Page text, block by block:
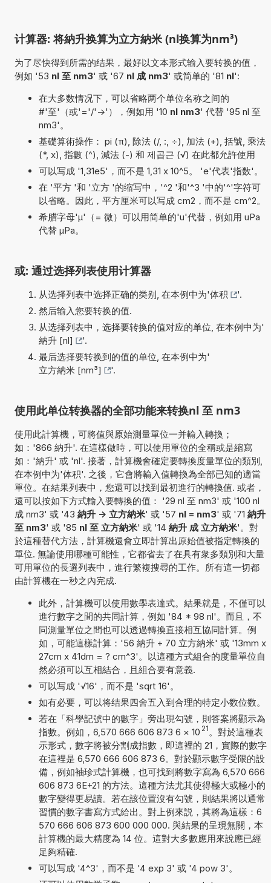
计算器: 将納升换算为立方納米 (nl换算为nm³)
为了尽快得到所需的结果，最好以文本形式输入要转换的值，
例如 '53 nl 至 nm3' 或 '67 nl 成 nm3' 或简单的 '81 nl':
在大多数情况下，可以省略两个单位名称之间的
#'至'（或'='/'->'），例如用 '10 nl nm3' 代替 '95 nl 至
nm3'。
基礎算術操作： pi (π), 除法 (/, :, ÷), 加法 (+), 括號, 乘法
(*, x), 指數 (^), 減法 (-) 和 제곱근 (√) 在此都允許使用
可以写成 '1,31e5'，而不是 1,31 x 10^5。 'e'代表'指数'。
在 '平方 '和 '立方 '的缩写中，'^2 '和'^3 '中的'^'字符可
以省略。因此，平方厘米可以写成 cm2，而不是 cm^2。
希腊字母'µ'（= 微）可以用简单的'u'代替，例如用 uPa
代替 µPa。
或: 通过选择列表使用计算器
从选择列表中选择正确的类别, 在本例中为'体积
'.
然后输入您要转换的值.
从选择列表中，选择要转换的值对应的单位, 在本例中为'
納升 [nl]
'.
最后选择要转换到的值的单位, 在本例中为'
立方納米 [nm³]
'.
使用此单位转换器的全部功能来转换nl 至 nm3
使用此計算機，可將值與原始測量單位一并輸入轉換；
如：'866 納升'. 在這樣做時，可以使用單位的全稱或是縮寫
如：'納升' 或 'nl'. 接著，計算機會確定要轉換度量單位的類別,
在本例中为'体积'. 之後，它會將輸入值轉換為全部已知的適當
單位。在結果列表中，您還可以找到最初進行的轉換值. 或者，
還可以按如下方式輸入要轉換的值： '29 nl 至 nm3' 或 '100 nl
成 nm3' 或 '43 納升 -> 立方納米' 或 '57 nl = nm3' 或 '71 納升
至 nm3' 或 '85 nl 至 立方納米' 或 '14 納升 成 立方納米'。對
於這種替代方法，計算機還會立即計算出原始值被指定轉換的
單位. 無論使用哪種可能性，它都省去了在具有衆多類別和大量
可用單位的長選列表中，進行繁複搜尋的工作。所有這一切都
由計算機在一秒之內完成.
此外，計算機可以使用數學表達式。結果就是，不僅可以
進行數字之間的共同計算，例如 '84 * 98 nl'。而且，不
同測量單位之間也可以透過轉換直接相互協同計算。例
如，可能這樣計算：'56 納升 + 70 立方納米' 或 '13mm x
27cm x 41dm = ? cm^3'。以這種方式組合的度量單位自
然必須可以互相結合，且組合要有意義.
可以写成 '√16'，而不是 'sqrt 16'。
如有必要，可以将结果四舍五入到合理的特定小数位数。
若在「科學記號中的數字」旁出現勾號，則答案將顯示為
指數。例如，6,570 666 606 873 6 × 10 21 。對於這種表
示形式，數字將被分割成指數，即這裡的 21，實際的數字
在這裡是 6,570 666 606 873 6。對於顯示數字受限的設
備，例如袖珍式計算機，也可找到將數字寫為 6,570 666
606 873 6E+21 的方法。這種方法尤其使得極大或極小的
數字變得更易讀。若在該位置沒有勾號，則結果將以通常
習慣的數字書寫方式給出。對上例來説，其將為這樣：6
570 666 606 873 600 000 000. 與結果的呈現無關，本
計算機的最大精度為 14 位。這對大多數應用來說應已經
足夠精確.
可以写成 '4^3'，而不是 '4 exp 3' 或 '4 pow 3'。